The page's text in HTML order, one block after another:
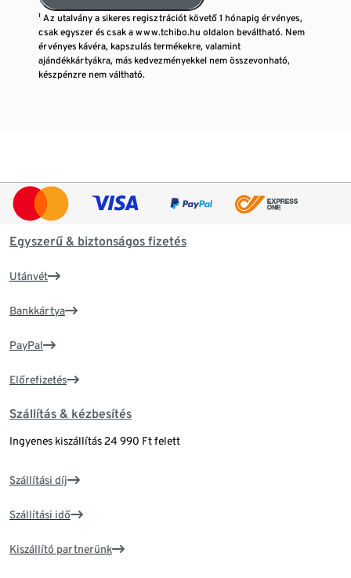
¹ Az utalvány a sikeres regisztrációt követő 1 hónapig érvényes,
csak egyszer és csak a www.tchibo.hu oldalon beváltható. Nem
érvényes kávéra, kapszulás termékekre, valamint
ajándékkártyákra, más kedvezményekkel nem összevonható,
készpénzre nem váltható.
Egyszerű & biztonságos fizetés
Utánvét
Bankkártya
PayPal
Előrefizetés
Szállítás & kézbesítés
Ingyenes kiszállítás 24 990 Ft felett
Szállítási díj
Szállítási idő
Kiszállító partnerünk